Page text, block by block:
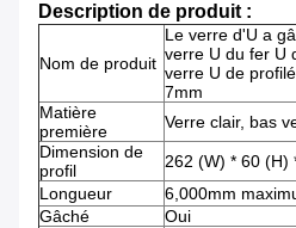
Description de produit :
Nom de produit
Le verre d'U a
verre U du fer U
verre U de
7mm
Matière
première
Verre clair, bas
Dimension de
profil
262 (W) * 60 (H)
Longueur
6,000mm
Gâché
Oui